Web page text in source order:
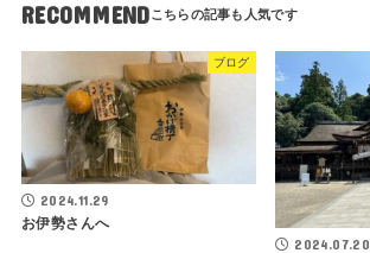
RECOMMEND
ブログ
2024.11.29
お伊勢さんへ
2024.07.20